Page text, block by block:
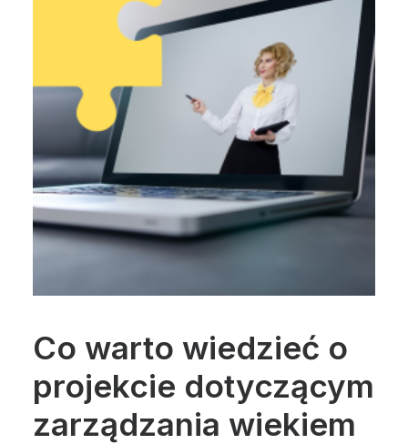
Co warto wiedzieć o
projekcie dotyczącym
zarządzania wiekiem